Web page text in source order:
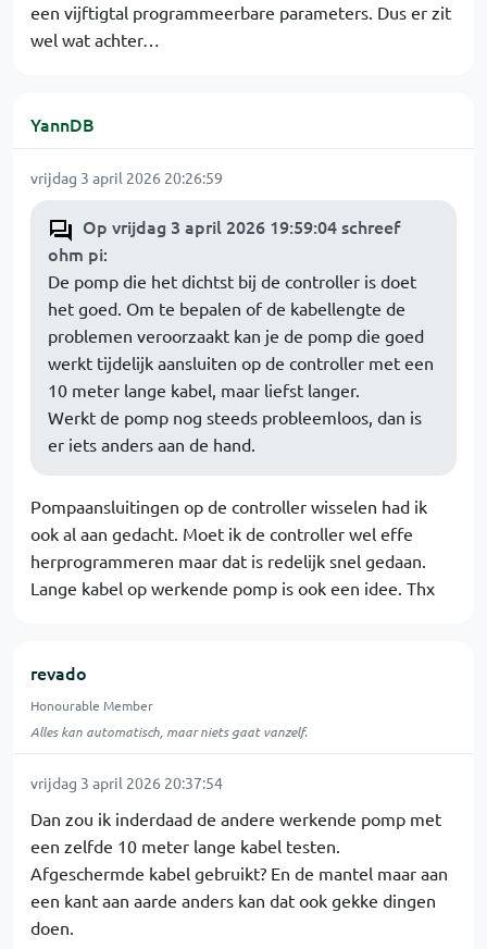
een vijftigtal programmeerbare parameters. Dus er zit
wel wat achter…
YannDB
vrijdag 3 april 2026 20:26:59
Op vrijdag 3 april 2026 19:59:04 schreef
ohm pi:
De pomp die het dichtst bij de controller is doet
het goed. Om te bepalen of de kabellengte de
problemen veroorzaakt kan je de pomp die goed
werkt tijdelijk aansluiten op de controller met een
10 meter lange kabel, maar liefst langer.
Werkt de pomp nog steeds probleemloos, dan is
er iets anders aan de hand.
Pompaansluitingen op de controller wisselen had ik
ook al aan gedacht. Moet ik de controller wel effe
herprogrammeren maar dat is redelijk snel gedaan.
Lange kabel op werkende pomp is ook een idee. Thx
revado
Honourable Member
Alles kan automatisch, maar niets gaat vanzelf.
vrijdag 3 april 2026 20:37:54
Dan zou ik inderdaad de andere werkende pomp met
een zelfde 10 meter lange kabel testen.
Afgeschermde kabel gebruikt? En de mantel maar aan
een kant aan aarde anders kan dat ook gekke dingen
doen.